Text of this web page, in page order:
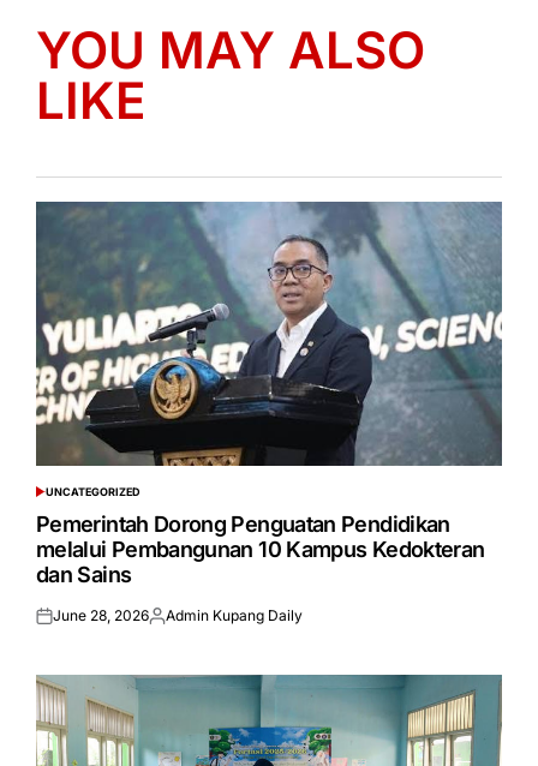
YOU MAY ALSO
LIKE
POSTED
IN
UNCATEGORIZED
Pemerintah Dorong Penguatan Pendidikan
melalui Pembangunan 10 Kampus Kedokteran
dan Sains
Posted
June 28, 2026Posted
Admin Kupang Daily